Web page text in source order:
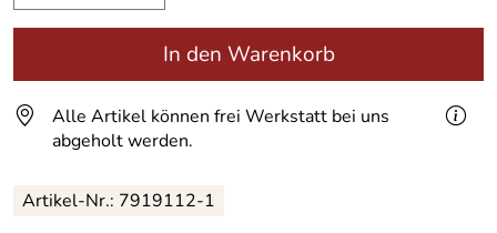
In den Warenkorb
Alle Artikel können frei Werkstatt bei uns
abgeholt werden.
Artikel-Nr.: 7919112-1